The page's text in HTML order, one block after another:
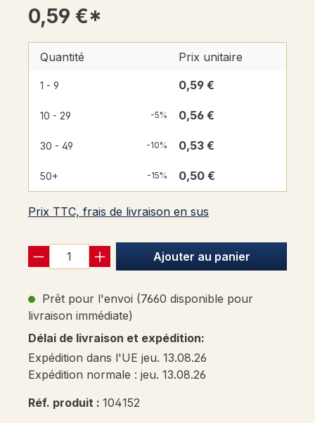
0,59 €*
Quantité Prix unitaire
1 - 9 0,59 €
10 - 29 -5% 0,56 €
30 - 49 -10% 0,53 €
50+ -15% 0,50 €
Prix TTC, frais de livraison en sus
Ajouter au panier
Prêt pour l'envoi (7660 disponible pour
livraison immédiate)
Délai de livraison et expédition:
Expédition dans l'UE jeu. 13.08.26
Expédition normale : jeu. 13.08.26
Réf. produit : 104152